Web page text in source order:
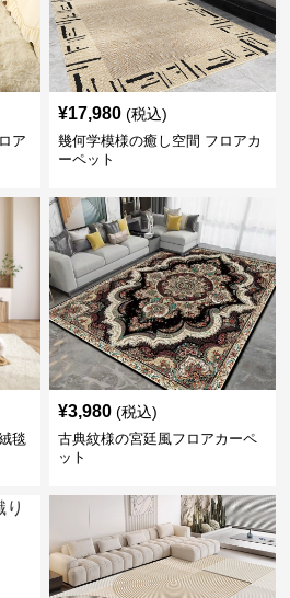
ア
¥17,980 (税込)
幾何学模様の癒し空間 フロアカ
ーペット
毯
¥3,980 (税込)
古典紋様の宮廷風フロアカーペ
ット